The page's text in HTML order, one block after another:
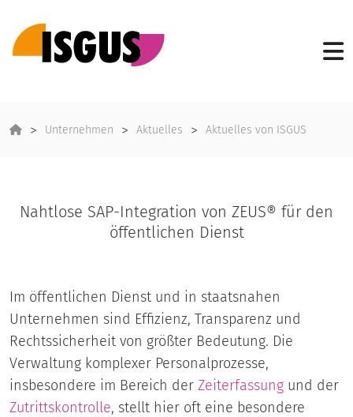
Unternehmen Aktuelles Aktuelles von ISGUS
Nahtlose SAP-Integration von ZEUS® für den
öffentlichen Dienst
Im öffentlichen Dienst und in staatsnahen
Unternehmen sind Effizienz, Transparenz und
Rechtssicherheit von größter Bedeutung. Die
Verwaltung komplexer Personalprozesse,
insbesondere im Bereich der Zeiterfassung und der
Zutrittskontrolle, stellt hier oft eine besondere